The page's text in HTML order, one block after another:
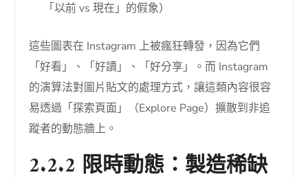
「以前 vs 現在」的假象）
這些圖表在 Instagram 上被瘋狂轉發，因為它們
「好看」、「好讀」、「好分享」。而 Instagram
的演算法對圖片貼文的處理方式，讓這類內容很容
易透過「探索頁面」（Explore Page）擴散到非追
蹤者的動態牆上。
2.2.2 限時動態：製造稀缺